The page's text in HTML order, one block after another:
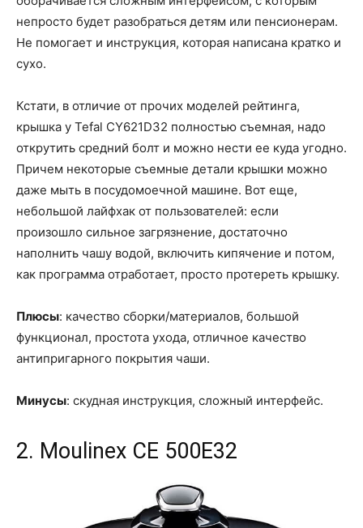
непросто будет разобраться детям или пенсионерам.
Не помогает и инструкция, которая написана кратко и
сухо.
Кстати, в отличие от прочих моделей рейтинга,
крышка у Tefal CY621D32 полностью съемная, надо
открутить средний болт и можно нести ее куда угодно.
Причем некоторые съемные детали крышки можно
даже мыть в посудомоечной машине. Вот еще,
небольшой лайфхак от пользователей: если
произошло сильное загрязнение, достаточно
наполнить чашу водой, включить кипячение и потом,
как программа отработает, просто протереть крышку.
Плюсы: качество сборки/материалов, большой
функционал, простота ухода, отличное качество
антипригарного покрытия чаши.
Минусы: скудная инструкция, сложный интерфейс.
2. Moulinex CE 500E32